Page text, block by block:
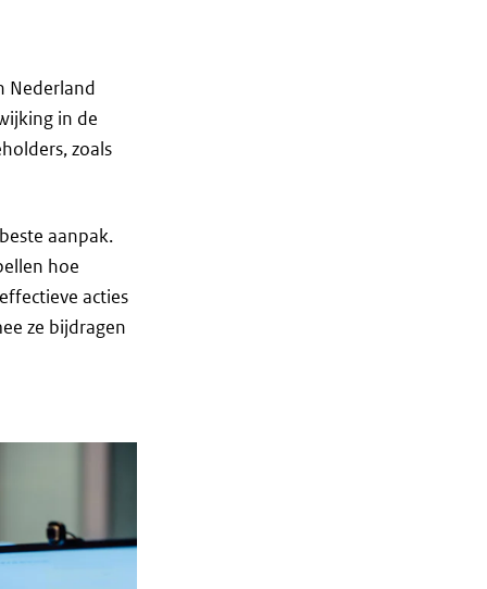
Nederland
in de
zoals
aanpak.
hoe
acties
ze bijdragen